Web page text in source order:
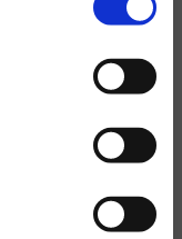
belangrijk is dat